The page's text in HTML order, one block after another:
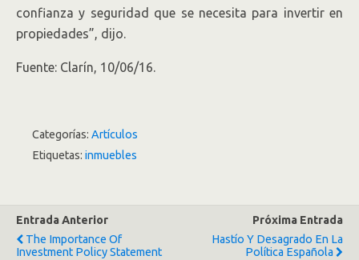
confianza y seguridad que se necesita para invertir en
propiedades”, dijo.
Fuente: Clarín, 10/06/16.
Categorías: Artículos
Etiquetas: inmuebles
Entrada Anterior
The Importance Of
Investment Policy Statement
Próxima Entrada
Hastío Y Desagrado En La
Política Española